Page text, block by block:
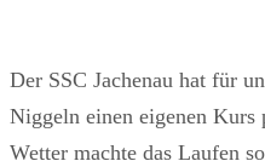
Der SSC Jachenau hat für
Niggeln einen eigenen
Wetter machte das Laufen